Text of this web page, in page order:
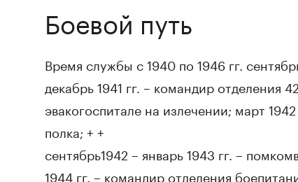
Боевой путь
Время службы с 1940 по 1946 гг.
декабрь 1941 гг. – командир отделения
эвакогоспитале на излечении; март
полка; + +
сентябрь1942 – январь 1943 гг. –
1944 гг. – командир отделения